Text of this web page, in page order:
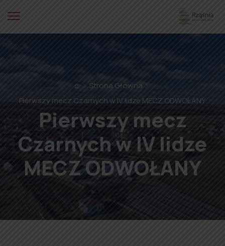
⌂
Strona Główna
Pierwszy mecz Czarnych w IV lidze MECZ ODWOŁANY
Pierwszy mecz
Czarnych w IV lidze
MECZ ODWOŁANY